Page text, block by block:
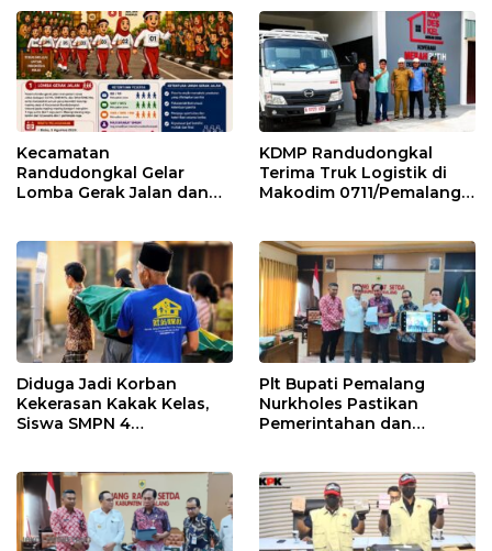
Kecamatan
Randudongkal Gelar
Lomba Gerak Jalan dan
KDMP Randudongkal
Terima Truk Logistik di
Makodim 0711/Pemalang
Diduga Jadi Korban
Kekerasan Kakak Kelas,
Siswa SMPN 4
Plt Bupati Pemalang
Nurkholes Pastikan
Pemerintahan dan